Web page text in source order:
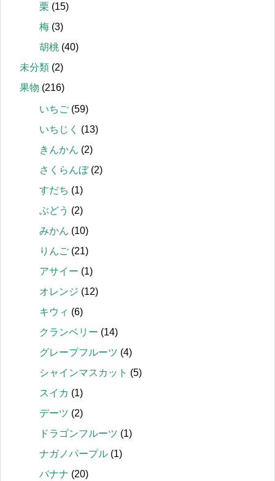
栗 (15)
梅 (3)
胡桃 (40)
未分類 (2)
果物 (216)
いちご (59)
いちじく
(13)
きんかん (2)
さくらんぼ(2)
すだち (1)
ぶどう (2)
みかん (10)
りんご (21)
アサイー (1)
オレンジ (12)
キウィ (6)
クランベリー (14)
グレープフルーツ (4)
シャインマスカット (5)
スイカ (1)
デーツ (2)
ドラゴンフルーツ (1)
ナガノパープル (1)
バナナ (20)